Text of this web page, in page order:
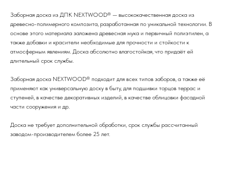
Заборная доска из ДПК NEXTWOOD® — высококачественная доска из
древесно-полимерного композита, разработанная по уникальной технологии. В
основе этого материала заложена древесная мука и первичный полиэтилен, а
также добавки и красители необходимые для прочности и стойкости к
атмосферным явлениям. Доска абсолютно влагостойкая, что придаёт ей
длительный срок службы.
Заборная доска NEXTWOOD® подходит для всех типов заборов, а также её
применяют как универсальную доску в быту, для подшивки торцов террас и
ступеней, в качестве декоративных изделий, в качестве облицовки фасадной
части сооружения и др.
Доска не требует дополнительной обработки, срок службы рассчитанный
заводом-производителем более 25 лет.